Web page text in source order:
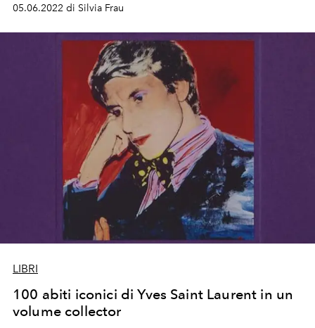
05.06.2022 di Silvia Frau
LIBRI
100 abiti iconici di Yves Saint Laurent in un
volume collector